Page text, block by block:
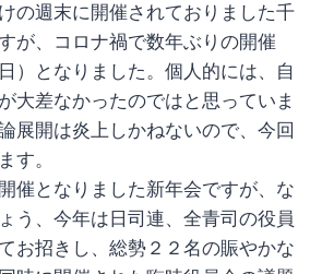
の週末に開催されておりました千
が、コロナ禍で数年ぶりの開催
）となりました。個人的には、自
大差なかったのではと思っていま
展開は炎上しかねないので、今回
す。
催となりました新年会ですが、な
う、今年は日司連、全青司の役員
お招きし、総勢２２名の賑やかな